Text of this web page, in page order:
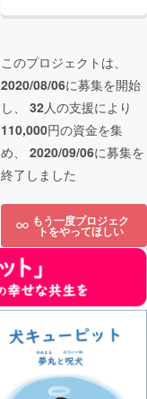
このプロジェクトは、
2020/08/06に募集を開始
し、 32人の支援により
110,000円の資金を集
め、 2020/09/06に募集を
終了しました
もう一度プロジェク
トをやってほしい